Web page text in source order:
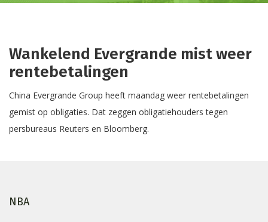
Wankelend Evergrande mist weer
rentebetalingen
China Evergrande Group heeft maandag weer rentebetalingen
gemist op obligaties. Dat zeggen obligatiehouders tegen
persbureaus Reuters en Bloomberg.
NBA